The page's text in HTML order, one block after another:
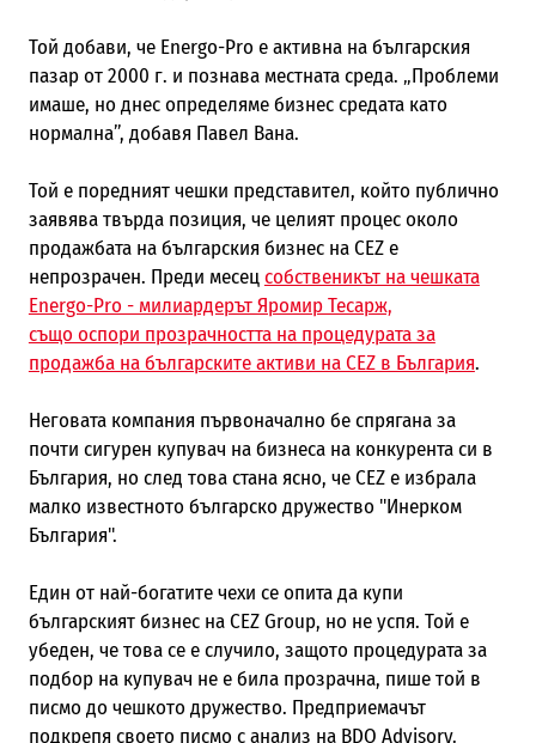
Той добави, че Energo-Pro е активна на българския
пазар от 2000 г. и познава местната среда. „Проблеми
имаше, но днес определяме бизнес средата като
нормална”, добавя Павел Вана.
Той е поредният чешки представител, който публично
заявява твърда позиция, че целият процес около
продажбата на българския бизнес на CEZ е
непрозрачен. Преди месецсобственикът на чешката
Energo-Pro - милиардерът Яромир Тесарж,
също оспори прозрачността на процедурата за
продажба на българските активи на CEZ в България.
Неговата компания първоначално бе спрягана за
почти сигурен купувач на бизнеса на конкурента си в
България, но след това стана ясно, че CEZ е избрала
малко известното българско дружество "Инерком
България".
Един от най-богатите чехи се опита да купи
българският бизнес на CEZ Group, но не успя. Той е
убеден, че това се е случило, защото процедурата за
подбор на купувач не е била прозрачна, пише той в
писмо до чешкото дружество. Предприемачът
подкрепя своето писмо с анализ на BDO Advisory.